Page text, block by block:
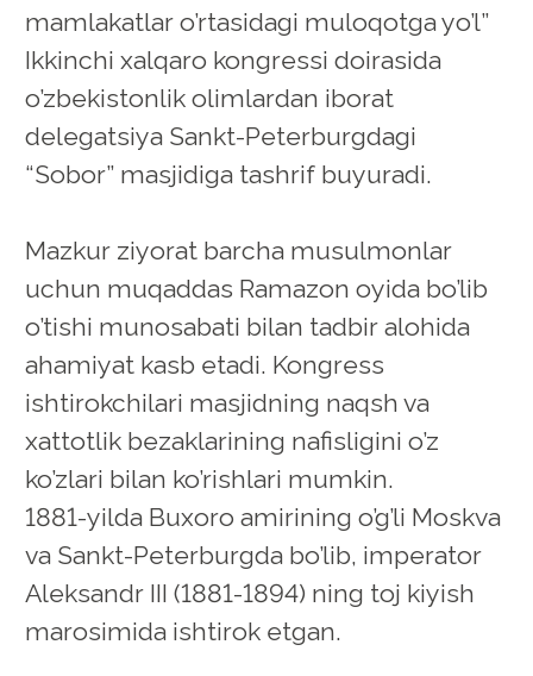
mamlakatlar o’rtasidagi muloqotga yo’l”
Ikkinchi xalqaro kongressi doirasida
o’zbekistonlik olimlardan iborat
delegatsiya Sankt-Peterburgdagi
“Sobor” masjidiga tashrif buyuradi.
Mazkur ziyorat barcha musulmonlar
uchun muqaddas Ramazon oyida bo’lib
o’tishi munosabati bilan tadbir alohida
ahamiyat kasb etadi. Kongress
ishtirokchilari masjidning naqsh va
xattotlik bezaklarining nafisligini o’z
ko’zlari bilan ko’rishlari mumkin.
1881-yilda Buxoro amirining o’g’li Moskva
va Sankt-Peterburgda bo’lib, imperator
Aleksandr III (1881-1894) ning toj kiyish
marosimida ishtirok etgan.